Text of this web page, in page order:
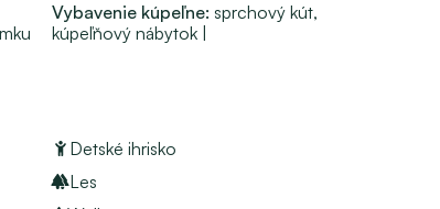
regulácie tepla v jednotlivých miestnostiach)
Vybavenie kúpeľne: sprchový kút,
kúpeľňový nábytok
Detské ihrisko
Les